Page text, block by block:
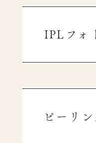
IPLフォ
ピーリ